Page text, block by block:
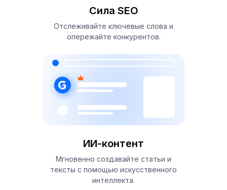
Сила SEO
Отслеживайте ключевые слова и
опережайте конкурентов.
ИИ-контент
Мгновенно создавайте статьи и
тексты с помощью искусственного
интеллекта.